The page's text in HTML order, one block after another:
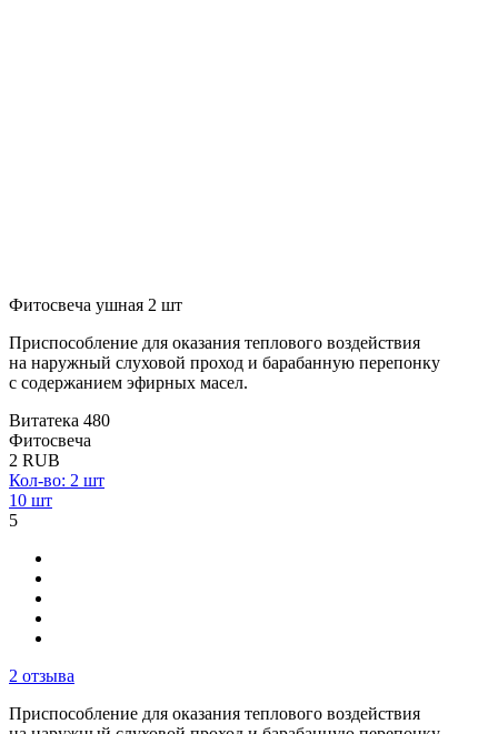
Фитосвеча ушная 2 шт
Приспособление для оказания теплового воздействия
на наружный слуховой проход и барабанную перепонку
с содержанием эфирных масел.
Витатека 480
Фитосвеча
2 RUB
Кол-во: 2 шт
10 шт
5
2 отзыва
Приспособление для оказания теплового воздействия